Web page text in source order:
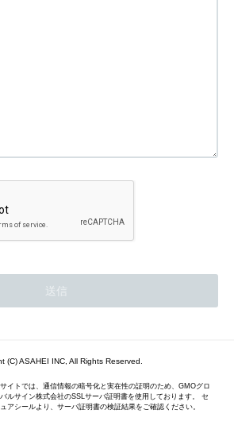
(C) ASAHEI INC, All Rights Reserved.
イトでは、通信情報の暗号化と実在性の証明のため、GMOグロ
ルサイン株式会社のSSLサーバ証明書を使用しております。 セ
アシールより、サーバ証明書の検証結果をご確認ください。